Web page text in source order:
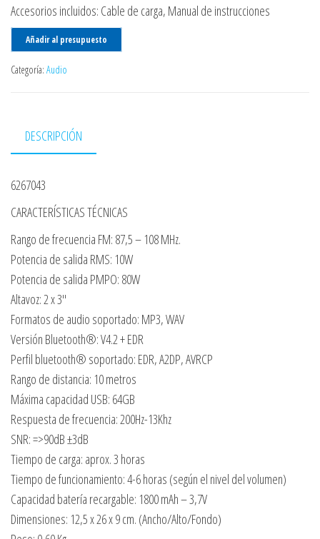
Accesorios incluidos: Cable de carga, Manual de instrucciones
Añadir al presupuesto
Categoría: Audio
DESCRIPCIÓN
6267043
CARACTERÍSTICAS TÉCNICAS
Rango de frecuencia FM: 87,5 – 108 MHz.
Potencia de salida RMS: 10W
Potencia de salida PMPO: 80W
Altavoz: 2 x 3″
Formatos de audio soportado: MP3, WAV
Versión Bluetooth®: V4.2 + EDR
Perfil bluetooth® soportado: EDR, A2DP, AVRCP
Rango de distancia: 10 metros
Máxima capacidad USB: 64GB
Respuesta de frecuencia: 200Hz-13Khz
SNR: =>90dB ±3dB
Tiempo de carga: aprox. 3 horas
Tiempo de funcionamiento: 4-6 horas (según el nivel del volumen)
Capacidad batería recargable: 1800 mAh – 3,7V
Dimensiones: 12,5 x 26 x 9 cm. (Ancho/Alto/Fondo)